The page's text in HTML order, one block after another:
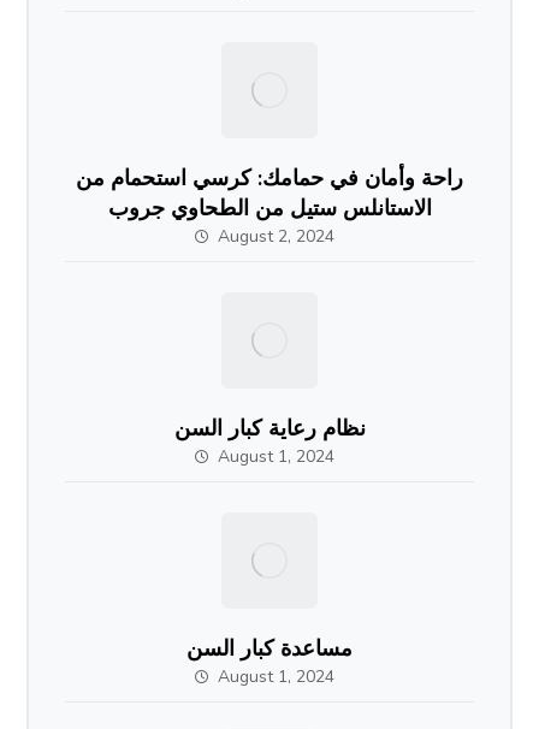
راحة وأمان في حمامك: كرسي استحمام من
الاستانلس ستيل من الطحاوي جروب
August 2, 2024
نظام رعاية كبار السن
August 1, 2024
مساعدة كبار السن
August 1, 2024